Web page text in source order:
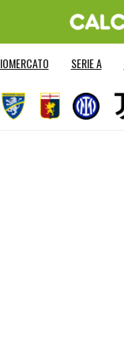
SERIE A